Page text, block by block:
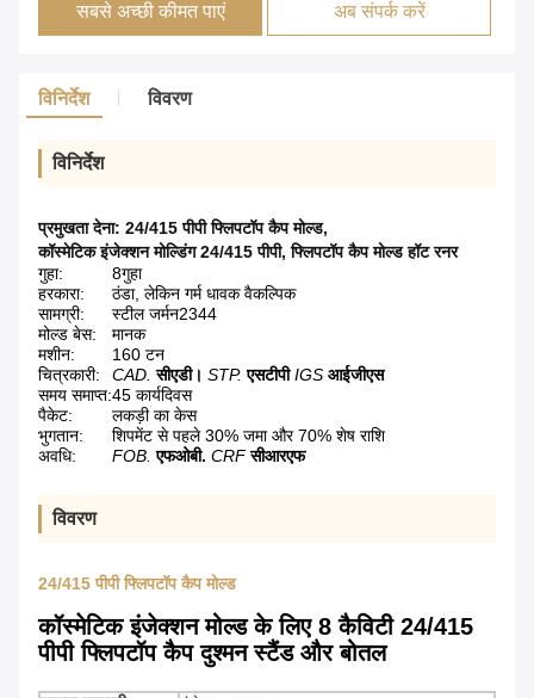
सबसे अच्छी कीमत पाएं अब संपर्क करें
विनिर्देश विवरण
विनिर्देश
प्रमुखता देना: 24/415 पीपी फ्लिपटॉप कैप मोल्ड,
कॉस्मेटिक इंजेक्शन मोल्डिंग 24/415 पीपी,फ्लिपटॉप कैप मोल्ड हॉट रनर
गुहा:
8गुहा
हरकारा:
ठंडा, लेकिन गर्म धावक वैकल्पिक
सामग्री:
स्टील जर्मन2344
मोल्ड बेस:
मानक
मशीन:
160 टन
चित्रकारी:
CAD. सीएडी। STP. एसटीपी IGS आईजीएस
समय समाप्त:45 कार्यदिवस
पैकेट:
लकड़ी का केस
भुगतान:
शिपमेंट से पहले 30% जमा और 70% शेष राशि
अवधि:
FOB. एफओबी. CRF सीआरएफ
विवरण
24/415 पीपी फ्लिपटॉप कैप मोल्ड
कॉस्मेटिक इंजेक्शन मोल्ड के लिए 8 कैविटी 24/415
पीपी फ्लिपटॉप कैप दुश्मन स्टैंड और बोतल